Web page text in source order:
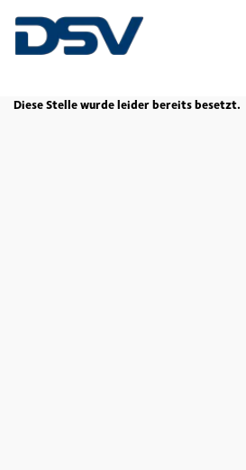
Diese Stelle wurde leider bereits besetzt.